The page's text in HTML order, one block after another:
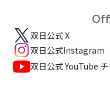
双日公式 X
双日公式Instagram
双日公式 YouTube